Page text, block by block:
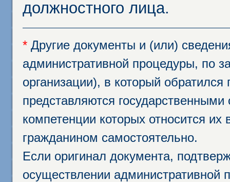
должностного лица.
* Другие документы и (или)
административной процедуры, по
организации), в который
представляются
компетенции которых относится
гражданином самостоятельно.
Если оригинал документа,
осуществлении административной